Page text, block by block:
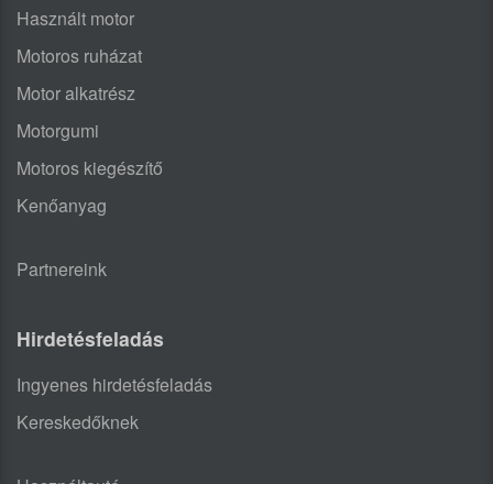
Használt motor
Motoros ruházat
Motor alkatrész
Motorgumi
Motoros kiegészítő
Kenőanyag
Partnereink
Hirdetésfeladás
Ingyenes hirdetésfeladás
Kereskedőknek